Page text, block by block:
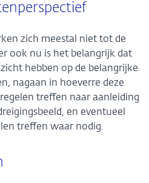
zich meestal niet tot de
ook nu is het belangrijk dat
hebben op de belangrijke
nagaan in hoeverre deze
treffen naar aanleiding
en eventueel
treffen waar nodig.